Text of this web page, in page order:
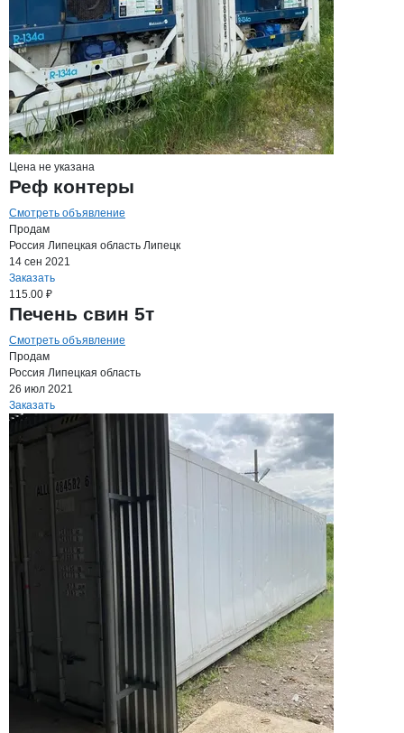
Цена не указана
Реф контеры
Смотреть объявление
Продам
Россия Липецкая область Липецк
14 сен 2021
Заказать
115.00 ₽
Печень свин 5т
Смотреть объявление
Продам
Россия Липецкая область
26 июл 2021
Заказать